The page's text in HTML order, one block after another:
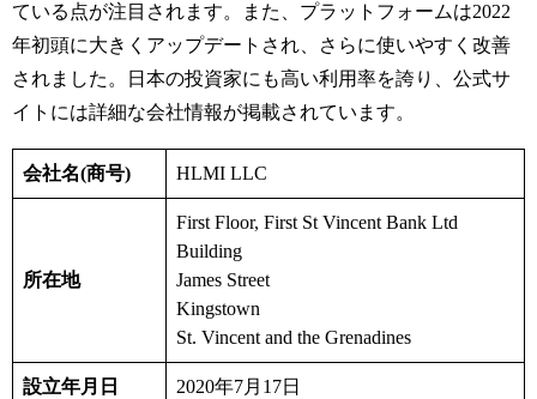
ている点が注目されます。また、プラットフォームは2022
年初頭に大きくアップデートされ、さらに使いやすく改善
されました。日本の投資家にも高い利用率を誇り、公式サ
イトには詳細な会社情報が掲載されています。
会社名(商号) HLMI LLC
所在地
First Floor, First St Vincent Bank Ltd
Building
James Street
Kingstown
St. Vincent and the Grenadines
設立年月日 2020年7月 17日